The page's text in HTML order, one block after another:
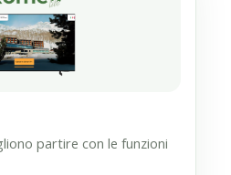
partire con le funzioni